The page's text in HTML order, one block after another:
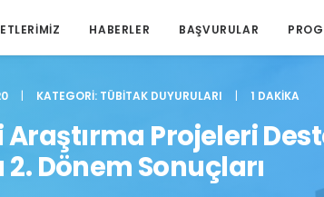
HABERLER BAŞVURULAR
| KATEGORI: TÜBITAK DUYURULARI | 1 DAKIKA
Projeleri
2. Dönem Sonuçları